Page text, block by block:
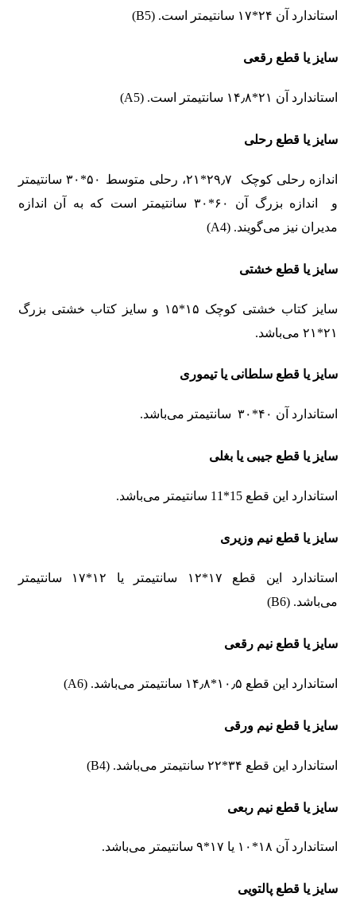
استاندارد آن ۲۴*۱۷ سانتیمتر است. (B5)
سایز یا قطع رقعی
استاندارد آن ۲۱*۱۴٫۸ سانتیمتر است. (A5)
سایز یا قطع رحلی
اندازه رحلی کوچک ۲۹٫۷*۲۱، رحلی متوسط ۵۰*۳۰ سانتیمتر
و اندازه بزرگ آن ۶۰*۳۰ سانتیمتر است که به آن اندازه
مدیران نیز می‌گویند. (A4)
سایز یا قطع خشتی
سایز کتاب خشتی کوچک ۱۵*۱۵ و سایز کتاب خشتی بزرگ
۲۱*۲۱ می‌باشد.
سایز یا قطع سلطانی یا تیموری
استاندارد آن ۴۰*۳۰ سانتیمتر می‌باشد.
سایز یا قطع جیبی یا بغلی
استاندارد این قطع 15*11 سانتیمتر می‌باشد.
سایز یا قطع نیم وزیری
استاندارد این قطع ۱۷*۱۲ سانتیمتر یا ۱۲*۱۷ سانتیمتر
می‌باشد. (B6)
سایز یا قطع نیم رقعی
استاندارد این قطع ۱۰٫۵*۱۴٫۸ سانتیمتر می‌باشد. (A6)
سایز یا قطع نیم ورقی
استاندارد این قطع ۳۴*۲۲ سانتیمتر می‌باشد. (B4)
سایز یا قطع نیم ربعی
استاندارد آن ۱۸*۱۰ یا ۱۷*۹ سانتیمتر می‌باشد.
سایز یا قطع پالتویی